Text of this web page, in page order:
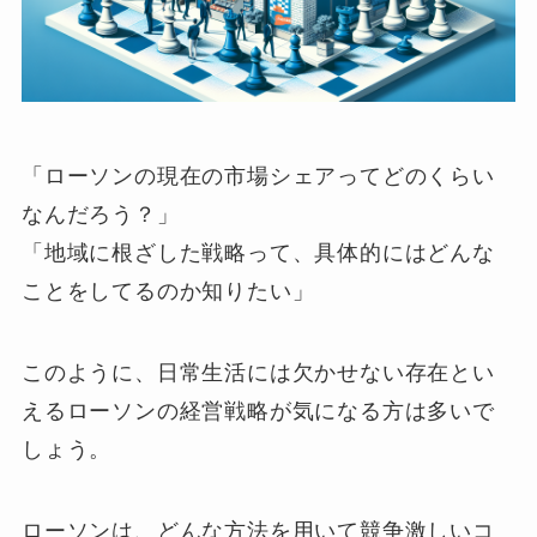
「ローソンの現在の市場シェアってどのくらい
なんだろう？」
「地域に根ざした戦略って、具体的にはどんな
ことをしてるのか知りたい」
このように、日常生活には欠かせない存在とい
えるローソンの経営戦略が気になる方は多いで
しょう。
ローソンは、どんな方法を用いて競争激しいコ